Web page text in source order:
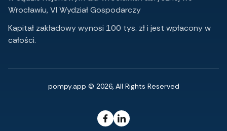
Wrocławiu, VI Wydział Gospodarczy
Kapitał zakładowy wynosi 100 tys. zł i jest wpłacony w
całości.
pompy.app © 2026, All Rights Reserved